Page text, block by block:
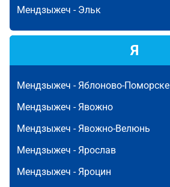
Мендзыжеч - Эльк
Я
Мендзыжеч - Яблоново-Поморске
Мендзыжеч - Явожно
Мендзыжеч - Явожно-Велюнь
Мендзыжеч - Ярослав
Мендзыжеч - Яроцин